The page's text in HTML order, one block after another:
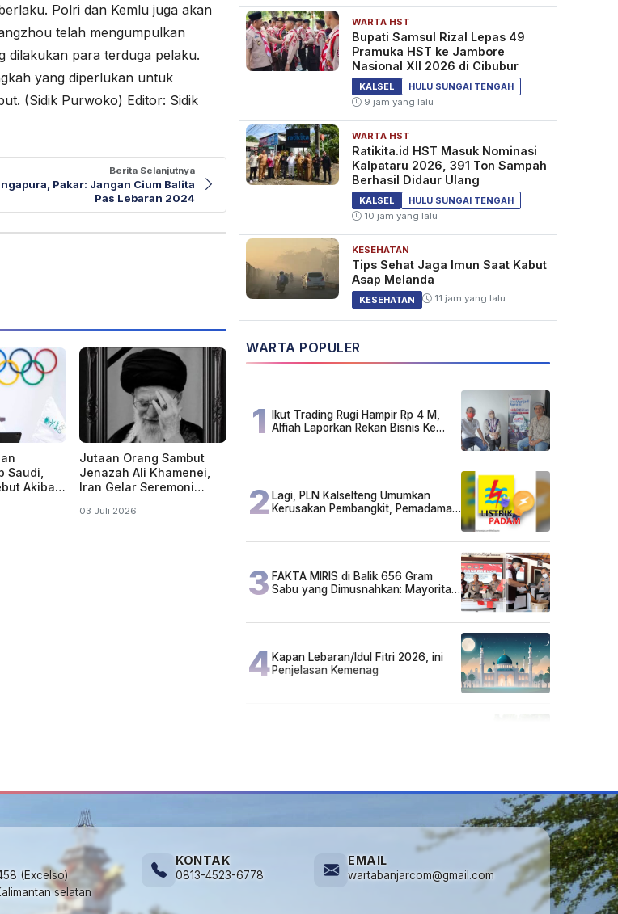
Polri dan Kemlu juga akan
telah mengumpulkan
dilakukan para terduga pelaku.
yang diperlukan untuk
(Sidik Purwoko) Editor: Sidik
Berita Selanjutnya
Pakar: Jangan Cium Balita
Pas Lebaran 2024
Saudi,
Akibat
Jutaan Orang Sambut
Jenazah Ali Khamenei,
Iran Gelar Seremoni
03 Juli 2026
WARTA HST
Bupati Samsul Rizal Lepas 49
Pramuka HST ke Jambore
Nasional XII 2026 di Cibubur
KALSEL
HULU SUNGAI TENGAH
9 jam yang lalu
WARTA HST
Ratikita.id HST Masuk Nominasi
Kalpataru 2026, 391 Ton Sampah
Berhasil Didaur Ulang
KALSEL
HULU SUNGAI TENGAH
10 jam yang lalu
KESEHATAN
Tips Sehat Jaga Imun Saat Kabut
Asap Melanda
KESEHATAN 11 jam yang lalu
WARTA POPULER
1 Ikut Trading Rugi Hampir Rp 4 M,
Alfiah Laporkan Rekan Bisnis Ke
2 Lagi, PLN Kalselteng Umumkan
Kerusakan Pembangkit, Pemadaman
3 FAKTA MIRIS di Balik 656 Gram
Sabu yang Dimusnahkan: Mayoritas
4Kapan Lebaran/Idul Fitri 2026, ini
Penjelasan Kemenag
(Excelso)
selatan
KONTAK
0813-4523-6778
EMAIL
wartabanjarcom@gmail.com